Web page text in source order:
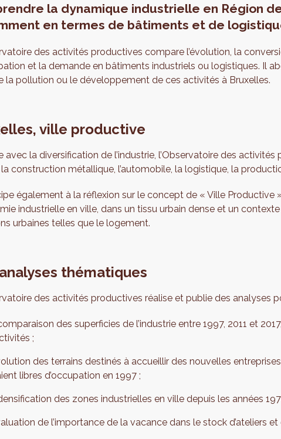
la dynamique industrielle en Région
en termes de bâtiments et de
des activités productives compare l’évolution, la
et la demande en bâtiments industriels ou logistiques. Il
la pollution ou le développement de ces activités à Bruxelles.
ville productive
avec la diversification de l’industrie, l’Observatoire des
la construction métallique, l’automobile, la logistique, la
également à la réflexion sur le concept de « Ville Productive
industrielle en ville, dans un tissu urbain dense et un
urbaines telles que le logement.
thématiques
des activités productives réalise et publie des analyses
des superficies de l’industrie entre 1997, 2011 et
;
des terrains destinés à accueillir des nouvelles
libres d’occupation en 1997 ;
des zones industrielles en ville depuis les années
de l’importance de la vacance dans le stock d’ateliers